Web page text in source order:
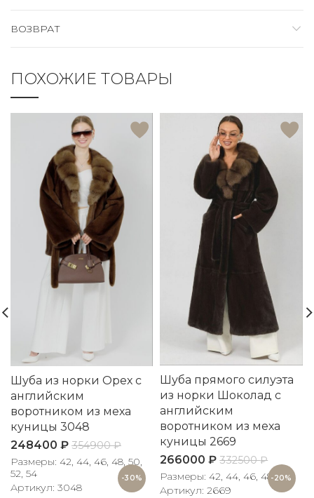
ВОЗВРАТ
ПОХОЖИЕ ТОВАРЫ
-30%
Шуба из норки Орех с
английским
воротником из меха
куницы 3048
248400 ₽ 354900₽
Размеры: 42, 44, 46, 48, 50,
52, 54
Артикул: 3048
-20%
Шуба прямого силуэта
из норки Шоколад с
английским
воротником из меха
куницы 2669
266000₽ 332500₽
Размеры: 42, 44, 46, 48, 50
Артикул: 2669